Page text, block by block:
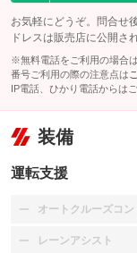
お気軽にどうぞ。問合せ
ドレスは販売店に公開さ
※無料電話をご利用の場合
番号ご利用の際の注意点は
IP電話、ひかり電話からは
装備
運転支援
オートクルーズコ
：装備なし
レーンアシスト
：装備なし